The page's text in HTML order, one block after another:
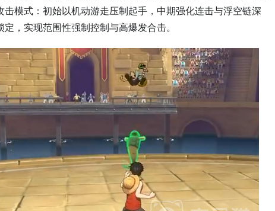
击模式：初始以机动游走压制起手，中期强化连击与浮空链深
，实现范围性强制控制与高爆发合击。